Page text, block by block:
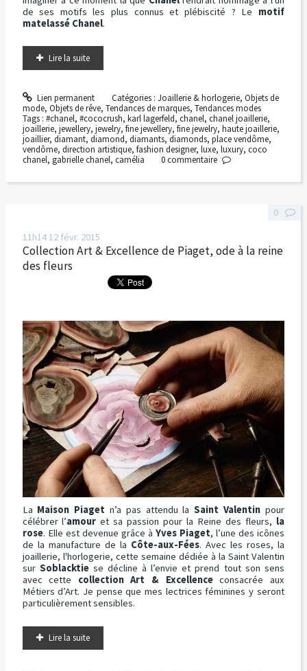
de ses motifs les plus connus et plébiscité ? Le motif
matelassé Chanel.
Lire la suite
Lien permanent Catégories : Joaillerie & horlogerie, Objets de
mode, Objets de rêve, Tendances de marques, Tendances modes
Tags : #chanel, #cococrush, karl lagerfeld, chanel, chanel joaillerie,
joaillerie, jewellery, jewelry, fine jewellery, fine jewelry, haute joaillerie,
joaillier, diamant, diamond, diamants, diamonds, place vendôme,
vendôme, direction artistique, fashion designer, luxe, luxury, coco
chanel, gabrielle chanel, camélia 0commentaire
11h1412 févr. 2015
Collection Art & Excellence de Piaget, ode à la reine
des fleurs
La Maison Piaget n’a pas attendu laSaint Valentinpour
célébrer l’amour et sa passion pour la Reine des fleurs, la
rose. Elle est devenue grâce à Yves Piaget, l’une des icônes
de la manufacture de la Côte-aux-Fées. Avec les roses, la
joaillerie, l'horlogerie, cette semaine dédiée à la Saint Valentin
sur Soblacktiese décline à l’envie et prend tout son sens
avec cette collection Art & Excellenceconsacrée aux
Métiers d’Art. Je pense que mes lectrices féminines y seront
particulièrement sensibles.
Lire la suite
0